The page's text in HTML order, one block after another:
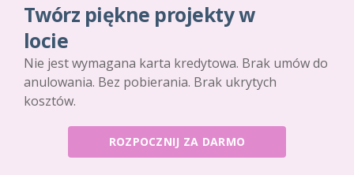
Twórz piękne projekty w
locie
Nie jest wymagana karta kredytowa. Brak umów do
anulowania. Bez pobierania. Brak ukrytych
kosztów.
ROZPOCZNIJ ZA DARMO